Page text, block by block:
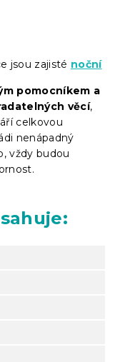
jsou zajisté noční
pomocníkem a
věcí,
celkovou
nenápadný
vždy budou